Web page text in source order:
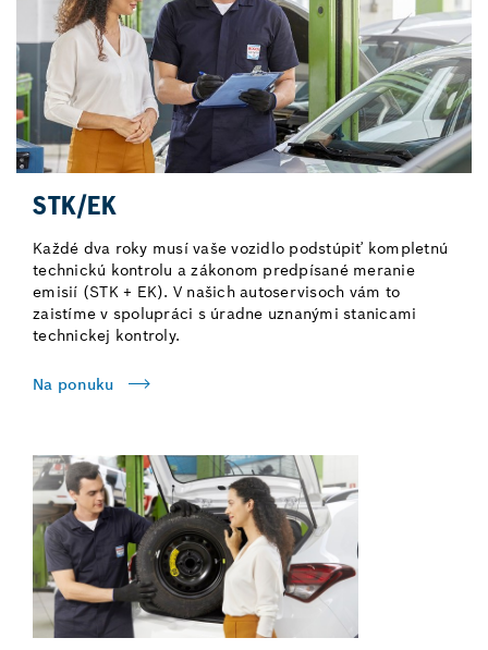
STK/EK
Každé dva roky musí vaše vozidlo podstúpiť kompletnú
technickú kontrolu a zákonom predpísané meranie
emisií (STK + EK). V našich autoservisoch vám to
zaistíme v spolupráci s úradne uznanými stanicami
technickej kontroly.
Na ponuku